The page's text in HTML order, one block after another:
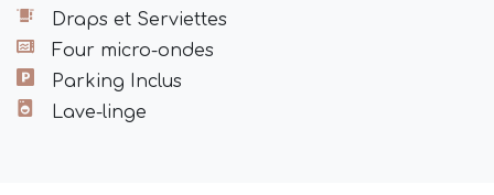
Draps et Serviettes
Four micro-ondes
Parking Inclus
Lave-linge